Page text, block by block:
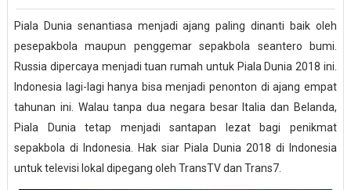
Piala Dunia senantiasa menjadi ajang paling dinanti baik oleh
pesepakbola maupun penggemar sepakbola seantero bumi.
Russia dipercaya menjadi tuan rumah untuk Piala Dunia 2018 ini.
Indonesia lagi-lagi hanya bisa menjadi penonton di ajang empat
tahunan ini. Walau tanpa dua negara besar Italia dan Belanda,
Piala Dunia tetap menjadi santapan lezat bagi penikmat
sepakbola di Indonesia. Hak siar Piala Dunia 2018 di Indonesia
untuk televisi lokal dipegang oleh TransTV dan Trans7.